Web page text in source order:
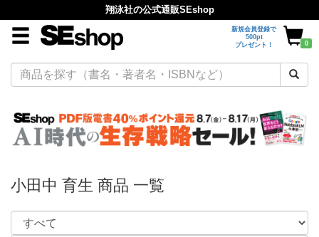
翔泳社の公式通販SEshop
新規会員登録で
500pt
プレゼント！
0
小田中 育生 商品 一覧